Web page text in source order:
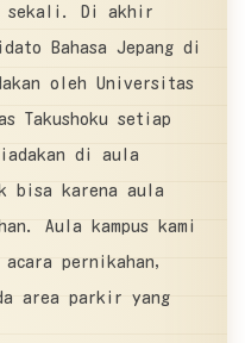
sekali. Di akhir
Bahasa Jepang di
oleh Universitas
Takushoku setiap
di aula
bisa karena aula
Aula kampus kami
pernikahan,
area parkir yang